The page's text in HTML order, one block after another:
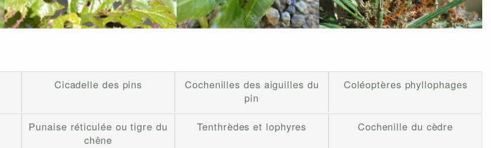
Cicadelle des pins
Cochenilles des aiguilles du
pin
Coléoptères phyllophages
Punaise réticulée ou tigre du
chêne
Tenthrèdes et lophyres Cochenille du cèdre